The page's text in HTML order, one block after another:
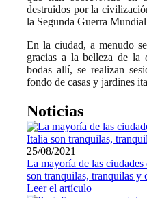
destruidos por la
la Segunda Guerra
En la ciudad, a menudo
gracias a la belleza de la
bodas allí, se realizan
fondo de casas y jardines
Noticias
25/08/2021
La mayoría de las
son tranquilas, tranquilas y
Leer el artículo